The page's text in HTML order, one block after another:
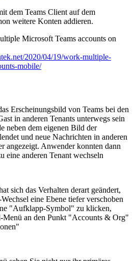
dem Teams Client auf dem
weitere Konten addieren.
Microsoft Teams accounts on
2020/04/19/work-multiple-
mobile/
Erscheinungsbild von Teams bei den
in anderen Tenants unterwegs sein
neben dem eigenen Bild der
und neue Nachrichten in anderen
angezeigt. Anwender konnten dann
eine anderen Tenant wechseln
sich das Verhalten derart geändert,
eine Ebene tiefer verschoben
"Aufklapp-Symbol" zu klicken,
Menü an den Punkt "Accounts & Org"